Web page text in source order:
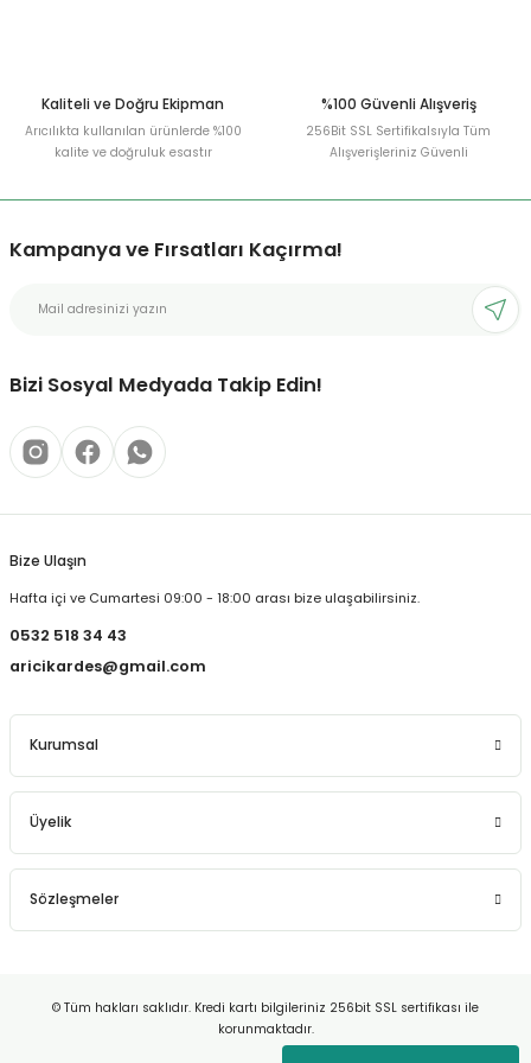
Kaliteli ve Doğru Ekipman
Arıcılıkta kullanılan ürünlerde %100
kalite ve doğruluk esastır
%100 Güvenli Alışveriş
256Bit SSL Sertifikalsıyla Tüm
Alışverişleriniz Güvenli
Kampanya ve Fırsatları Kaçırma!
Bizi Sosyal Medyada Takip Edin!
Bize Ulaşın
Hafta içi ve Cumartesi 09:00 - 18:00 arası bize ulaşabilirsiniz.
0532 518 34 43
aricikardes@gmail.com
Kurumsal
Üyelik
Sözleşmeler
© Tüm hakları saklıdır. Kredi kartı bilgileriniz 256bit SSL sertifikası ile
korunmaktadır.